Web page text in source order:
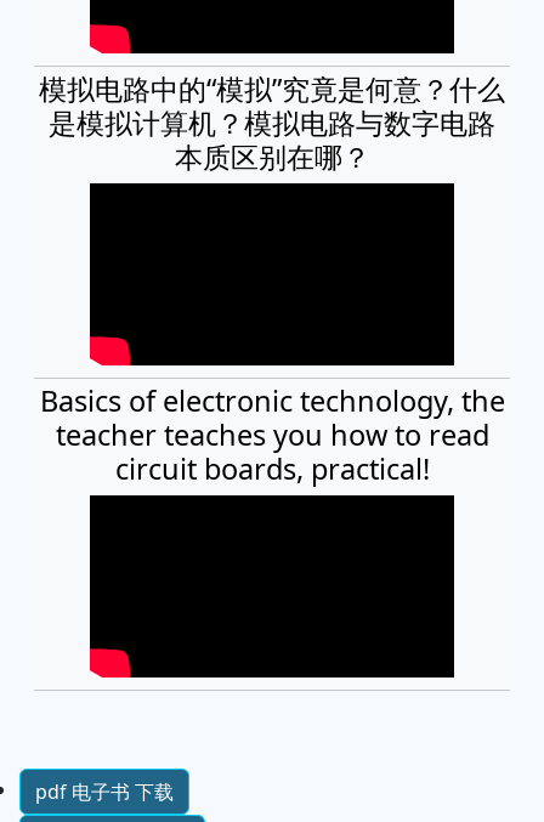
模拟电路中的“模拟”究竟是何意？什么
是模拟计算机？模拟电路与数字电路
本质区别在哪？
Basics of electronic technology, the
teacher teaches you how to read
circuit boards, practical!
pdf 电子书 下载